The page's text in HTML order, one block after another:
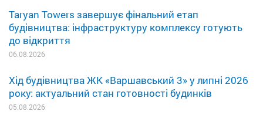
Taryan Towers завершує фінальний етап
будівництва: інфраструктуру комплексу готують
до відкриття
06.08.2026
Хід будівництва ЖК «Варшавський 3» у липні 2026
року: актуальний стан готовності будинків
05.08.2026